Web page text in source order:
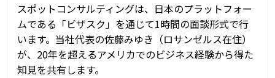
スポットコンサルティングは、日本のプラットフォー
ムである「ビザスク」を通じて1時間の面談形式で行
います。当社代表の佐藤みゆき（ロサンゼルス在住）
が、20年を超えるアメリカでのビジネス経験から得た
知見を共有します。